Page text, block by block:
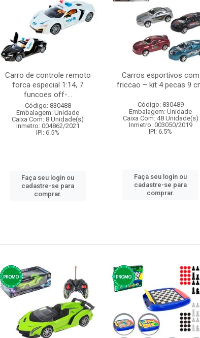
Carro de controle remoto
forca especial 1:14, 7
funcoes off-...
Código: 830488
Embalagem: Unidade
Caixa Com: 8 Unidade(s)
Inmetro: 004862/2021
IPI: 6.5%
Faça seu login ou
cadastre-se para
comprar.
Carros esportivos com
friccao – kit 4 pecas 9
Código: 830489
Embalagem: Unidade
Caixa Com: 48 Unidade(s)
Inmetro: 003050/2019
IPI: 6.5%
Faça seu login ou
cadastre-se para
comprar.